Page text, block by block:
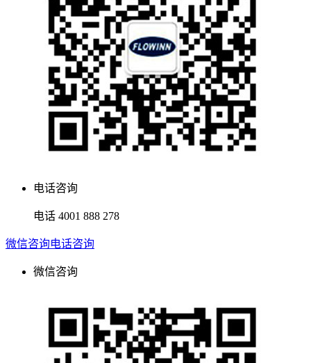
电话咨询
电话 4001 888 278
微信咨询电话咨询
微信咨询